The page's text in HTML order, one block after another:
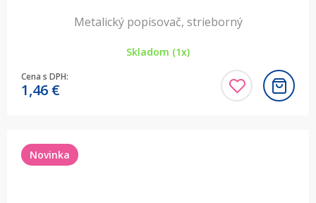
Metalický popisovač, strieborný
Skladom (1x)
Cena s DPH:
1,46 €
Novinka